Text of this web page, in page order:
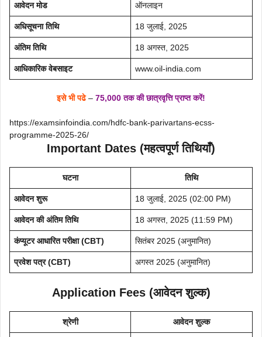
आवेदन मोड ऑनलाइन
अधिसूचना तिथि 18 जुलाई, 2025
अंतिम तिथि 18 अगस्त, 2025
आधिकारिक वेबसाइट www.oil-india.com
इसे भी पढे– 75,000 तक की छात्रवृत्ति प्राप्त करें!
https://examsinfoindia.com/hdfc-bank-parivartans-ecss-
programme-2025-26/
Important Dates (महत्वपूर्ण तिथियाँ)
घटना तिथि
आवेदन शुरू 18 जुलाई, 2025 (02:00 PM)
आवेदन की अंतिम तिथि 18 अगस्त, 2025 (11:59 PM)
कंप्यूटर आधारित परीक्षा (CBT) सितंबर 2025 (अनुमानित)
प्रवेश पत्र (CBT) अगस्त 2025 (अनुमानित)
Application Fees (आवेदन शुल्क)
श्रेणी आवेदन शुल्क